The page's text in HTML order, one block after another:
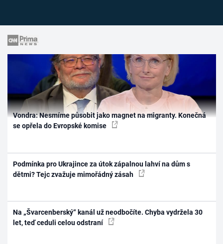
Vondra: Nesmíme působit jako magnet na migranty. Konečná
se opřela do Evropské komise
Podmínka pro Ukrajince za útok zápalnou lahví na dům s
dětmi? Tejc zvažuje mimořádný zásah
Na „Švarcenberský“ kanál už neodbočíte. Chyba vydržela 30
let, teď ceduli celou odstraní